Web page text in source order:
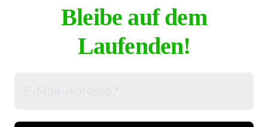
Bleibe auf dem
Laufenden!